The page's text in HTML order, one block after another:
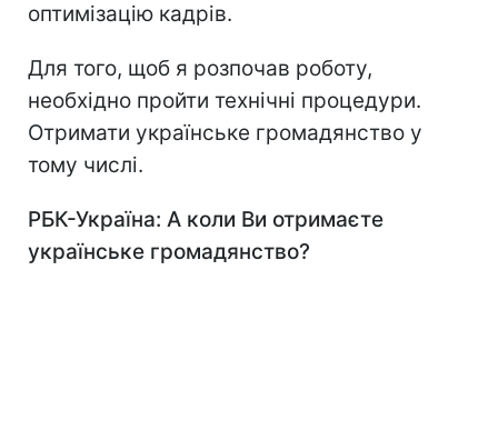
оптимізацію кадрів.
Для того, щоб я розпочав роботу,
необхідно пройти технічні процедури.
Отримати українське громадянство у
тому числі.
РБК-Україна: А коли Ви отримаєте
українське громадянство?